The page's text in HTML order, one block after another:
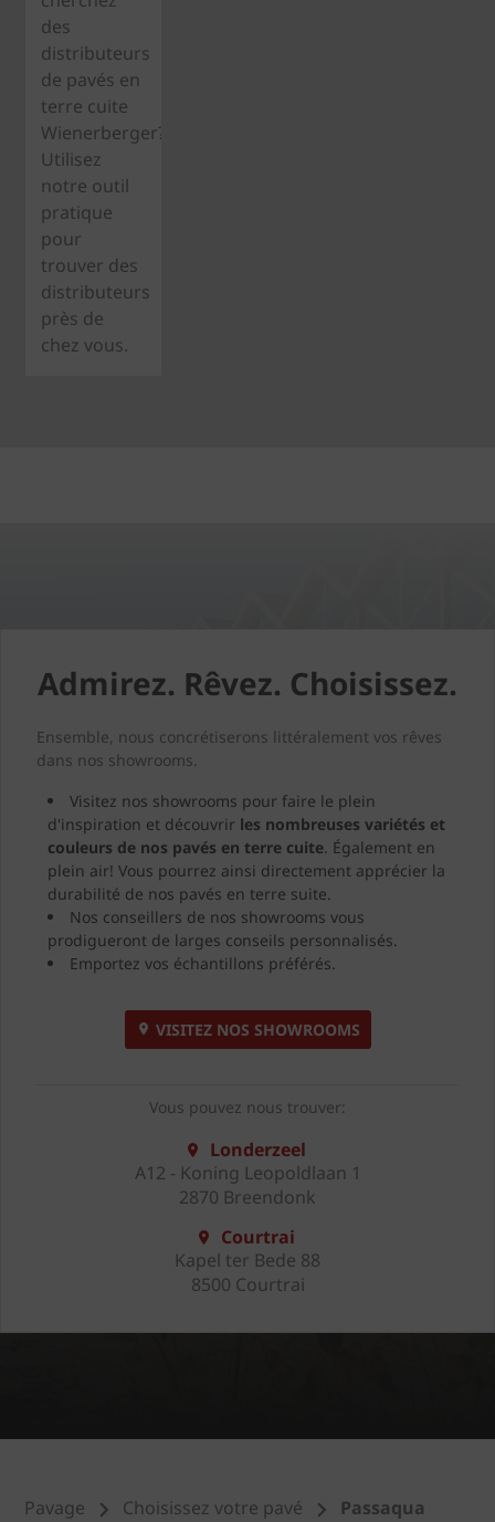
des
distributeurs
de pavés en
terre cuite
Wienerberger?
Utilisez
notre outil
pratique
pour
trouver des
distributeurs
près de
chez vous.
Admirez. Rêvez. Choisissez.
Ensemble, nous concrétiserons littéralement vos rêves
dans nos showrooms.
Visitez nos showrooms pour faire le plein
d'inspiration et découvrir les nombreuses variétés et
couleurs de nos pavés en terre cuite. Également en
plein air! Vous pourrez ainsi directement apprécier la
durabilité de nos pavés en terre suite.
Nos conseillers de nos showrooms vous
prodigueront de larges conseils personnalisés.
Emportez vos échantillons préférés.
VISITEZ NOS SHOWROOMS
Vous pouvez nous trouver:
Londerzeel
A12 - Koning Leopoldlaan 1
2870 Breendonk
Courtrai
Kapel ter Bede 88
8500 Courtrai
Pavage Choisissez votre pavé
Passaqua